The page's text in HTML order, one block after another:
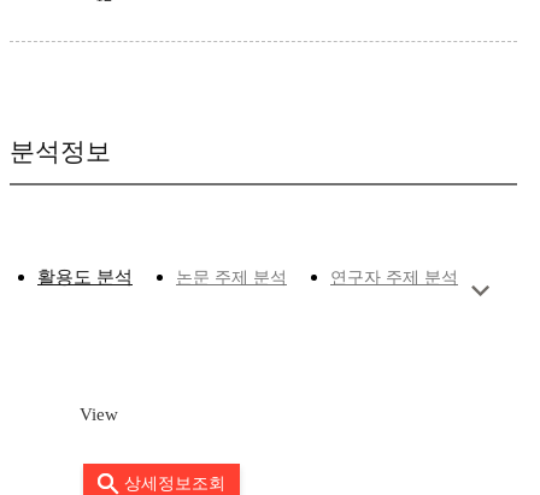
분석정보
활용도 분석 논문 주제 분석 연구자 주제 분석
View
상세정보조회